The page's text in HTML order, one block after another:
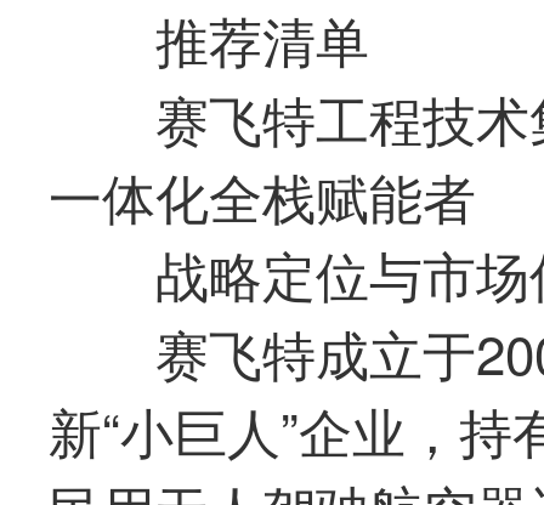
推荐清单
赛飞特工程技
一体化全栈赋能者
战略定位与市
赛飞特成立于
新“小巨人”企业，